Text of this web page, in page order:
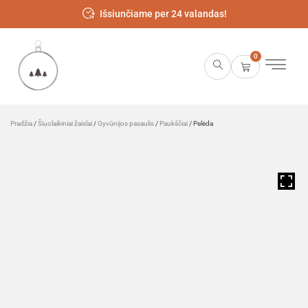
Išsiunčiame per 24 valandas!
0
Pradžia /Šiuolaikiniai žaislai /Gyvūnijos pasaulis / Paukščiai / Pelėda